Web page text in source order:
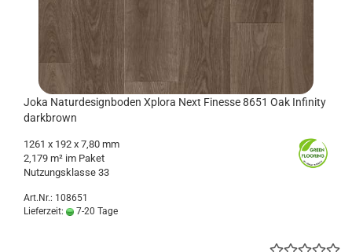
Joka Na­tur­de­sign­bo­den Xplo­ra Next Fi­nes­se 8651 Oak In­fi­ni­ty
dark­brown
1261 x 192 x 7,80 mm
2,179 m² im Paket
Nut­zungs­klas­se 33
Art.Nr.: 108651
Lieferzeit:
7-20 Tage